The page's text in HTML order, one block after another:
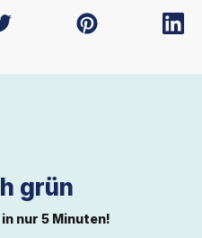
grün
nur 5 Minuten!